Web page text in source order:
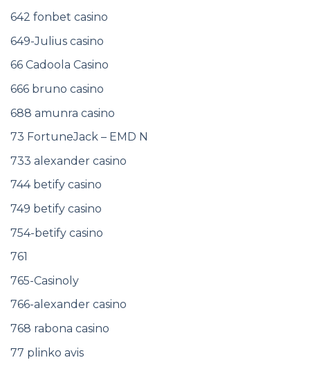
642 fonbet casino
649-Julius casino
66 Cadoola Casino
666 bruno casino
688 amunra casino
73 FortuneJack – EMD N
733 alexander casino
744 betify casino
749 betify casino
754-betify casino
761
765-Casinoly
766-alexander casino
768 rabona casino
77 plinko avis